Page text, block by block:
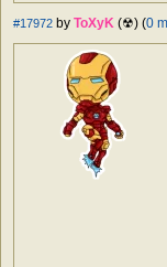
#17972 by ToXyK (☢) (0